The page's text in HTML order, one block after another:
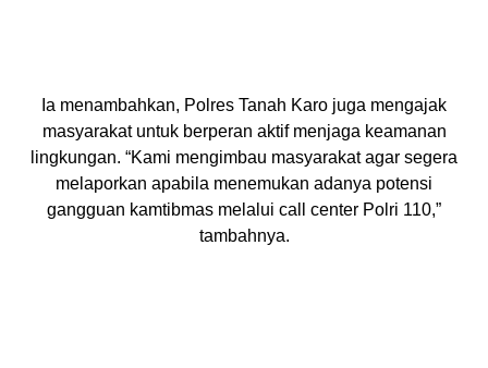
Ia menambahkan, Polres Tanah Karo juga mengajak
masyarakat untuk berperan aktif menjaga keamanan
lingkungan. “Kami mengimbau masyarakat agar segera
melaporkan apabila menemukan adanya potensi
gangguan kamtibmas melalui call center Polri 110,”
tambahnya.